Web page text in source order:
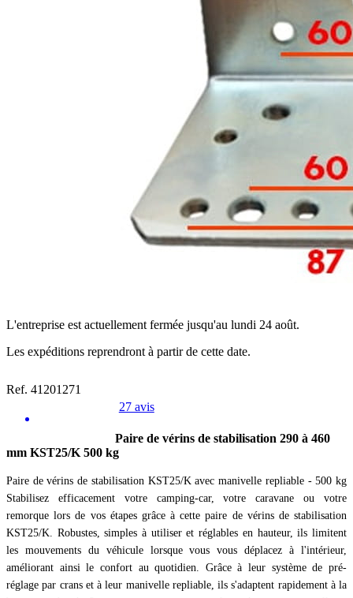
L'entreprise est actuellement fermée jusqu'au lundi 24 août.
Les expéditions reprendront à partir de cette date.
Ref. 41201271
27 avis
Paire de vérins de stabilisation 290 à 460
mm KST25/K 500 kg
Paire de vérins de stabilisation KST25/K avec manivelle repliable - 500 kg
Stabilisez efficacement votre camping-car, votre caravane ou votre
remorque lors de vos étapes grâce à cette paire de vérins de stabilisation
KST25/K. Robustes, simples à utiliser et réglables en hauteur, ils limitent
les mouvements du véhicule lorsque vous vous déplacez à l'intérieur,
améliorant ainsi le confort au quotidien. Grâce à leur système de pré-
réglage par crans et à leur manivelle repliable, ils s'adaptent rapidement à la